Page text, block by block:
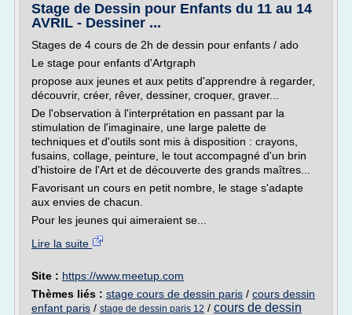
Stage de Dessin pour Enfants du 11 au 14
AVRIL - Dessiner ...
Stages de 4 cours de 2h de dessin pour enfants / ado
Le stage pour enfants d'Artgraph
propose aux jeunes et aux petits d'apprendre à regarder,
découvrir, créer, rêver, dessiner, croquer, graver...
De l'observation à l'interprétation en passant par la
stimulation de l'imaginaire, une large palette de
techniques et d'outils sont mis à disposition : crayons,
fusains, collage, peinture, le tout accompagné d'un brin
d'histoire de l'Art et de découverte des grands maîtres...
Favorisant un cours en petit nombre, le stage s'adapte
aux envies de chacun.
Pour les jeunes qui aimeraient se...
Lire la suite
Site : https://www.meetup.com
Thèmes liés : stage cours de dessin paris / cours dessin
enfant paris / stage de dessin paris 12 / cours de dessin